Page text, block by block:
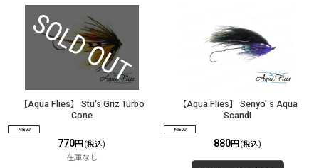
【Aqua Flies】 Stu's Griz Turbo
Cone
770円 (税込)
在庫なし
【Aqua Flies】 Senyo' s Aqua
Scandi
880円 (税込)